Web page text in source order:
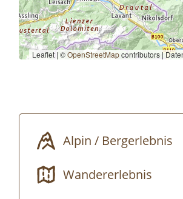
Leaflet | ©OpenStreetMapcontributors |
Alpin / Bergerlebnis
Wandererlebnis